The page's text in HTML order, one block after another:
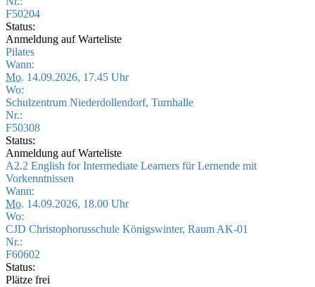
F50204
Status:
Anmeldung auf Warteliste
Pilates
Wann:
Mo. 14.09.2026, 17.45 Uhr
Wo:
Schulzentrum Niederdollendorf, Turnhalle
Nr.:
F50308
Status:
Anmeldung auf Warteliste
A2.2 English for Intermediate Learners für Lernende mit
Vorkenntnissen
Wann:
Mo. 14.09.2026, 18.00 Uhr
Wo:
CJD Christophorusschule Königswinter, Raum AK-01
Nr.:
F60602
Status:
Plätze frei